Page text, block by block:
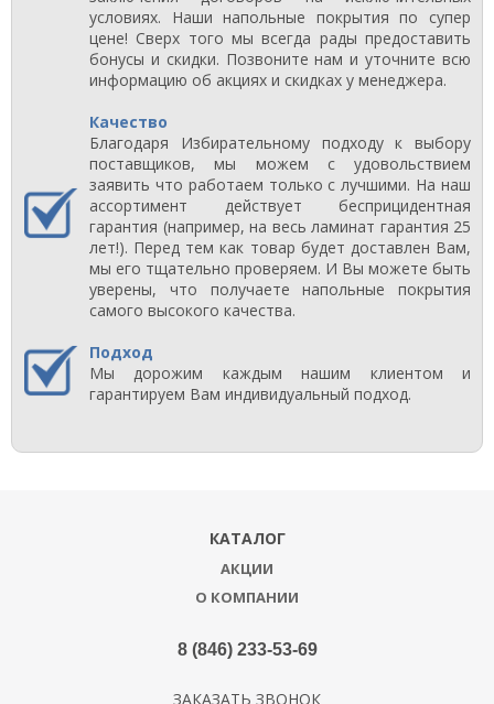
условиях. Наши напольные покрытия по супер
цене! Сверх того мы всегда рады предоставить
бонусы и скидки. Позвоните нам и уточните всю
информацию об акциях и скидках у менеджера.
Качество
Благодаря Избирательному подходу к выбору
поставщиков, мы можем с удовольствием
заявить что работаем только с лучшими. На наш
ассортимент действует бесприцидентная
гарантия (например, на весь ламинат гарантия 25
лет!). Перед тем как товар будет доставлен Вам,
мы его тщательно проверяем. И Вы можете быть
уверены, что получаете напольные покрытия
самого высокого качества.
Подход
Мы дорожим каждым нашим клиентом и
гарантируем Вам индивидуальный подход.
КАТАЛОГ
АКЦИИ
О КОМПАНИИ
8 (846) 233-53-69
ЗАКАЗАТЬ ЗВОНОК